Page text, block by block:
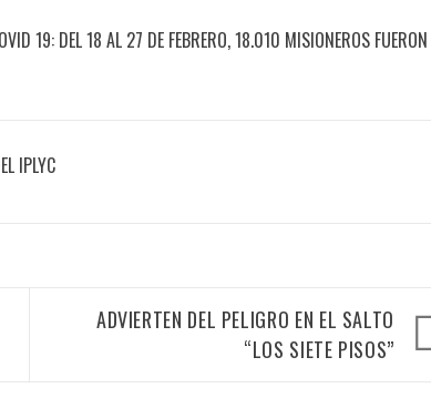
19: DEL 18 AL 27 DE FEBRERO, 18.010 MISIONEROS FUERON
IPLYC
ADVIERTEN DEL PELIGRO EN EL SALTO
“LOS SIETE PISOS”